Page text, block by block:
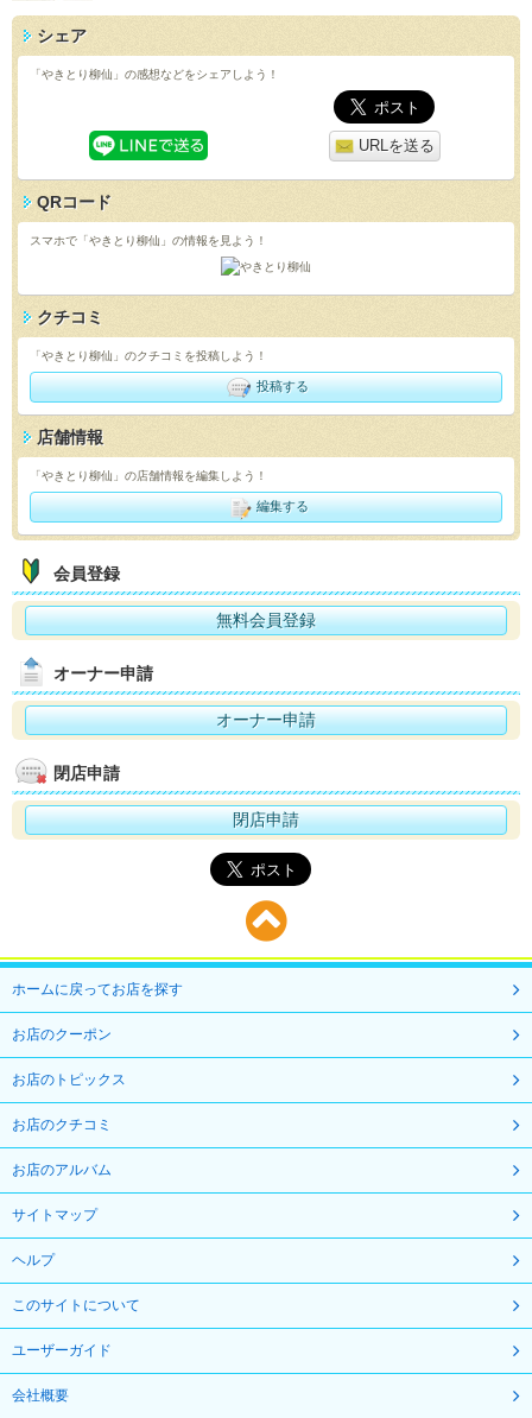
シェア
「やきとり柳仙」の感想などをシェアしよう！
URLを送る
QRコード
スマホで「やきとり柳仙」の情報を見よう！
クチコミ
「やきとり柳仙」のクチコミを投稿しよう！
投稿する
店舗情報
「やきとり柳仙」の店舗情報を編集しよう！
編集する
会員登録
無料会員登録
オーナー申請
オーナー申請
閉店申請
閉店申請
ホームに戻ってお店を探す
お店のクーポン
お店のトピックス
お店のクチコミ
お店のアルバム
サイトマップ
ヘルプ
このサイトについて
ユーザーガイド
会社概要